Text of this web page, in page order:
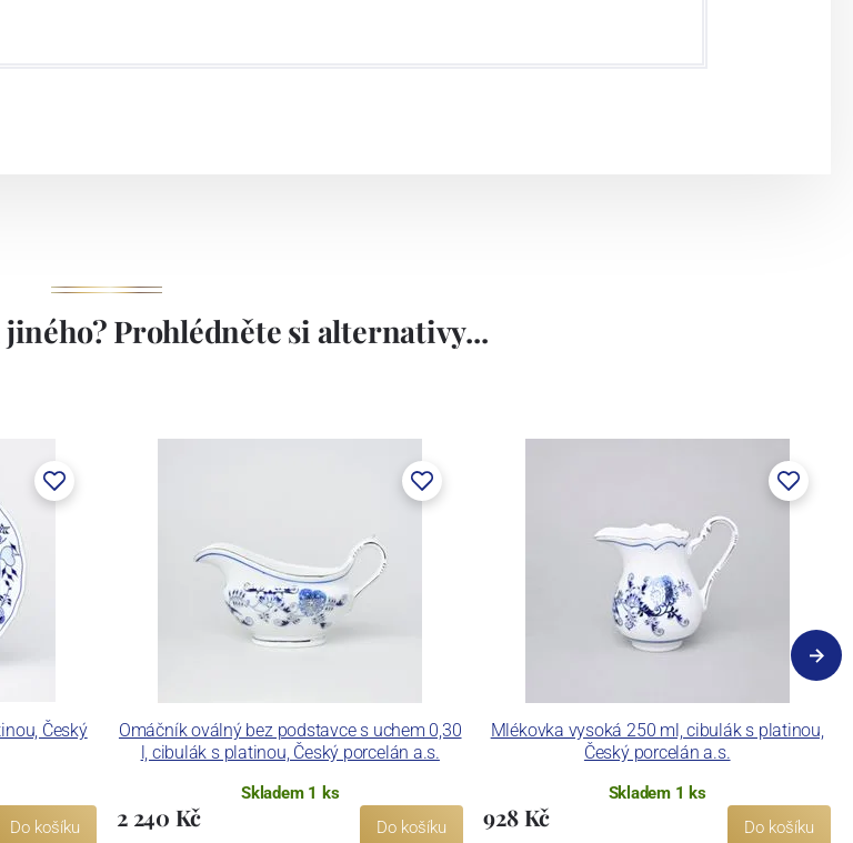
Prohlédněte si alternativy...
Český
Do košíku
Omáčník oválný bez podstavce s uchem 0,30
l, cibulák s platinou, Český porcelán a.s.
Skladem 1 ks
2 240 Kč Do košíku
Mlékovka vysoká 250 ml, cibulák s platinou,
Český porcelán a.s.
Skladem 1 ks
928 Kč Do košíku